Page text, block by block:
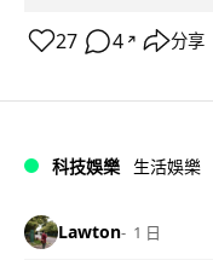
27 4 ↗ 分享
科技娛樂 生活娛樂
Lawton 1 日